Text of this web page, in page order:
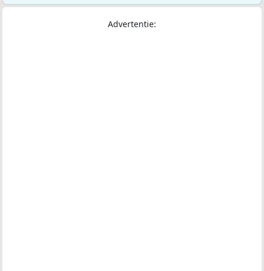
Advertentie: